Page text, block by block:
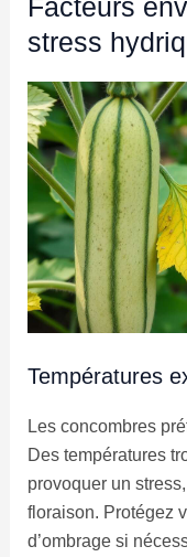
Facteurs
stress
Températures
Les concombres
Des températures
provoquer un
floraison. Protégez
d’ombrage si